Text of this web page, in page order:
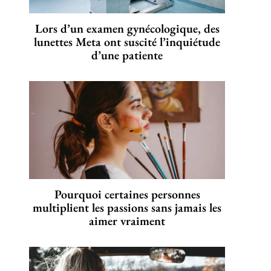
Lors d’un examen gynécologique, des
lunettes Meta ont suscité l’inquiétude
d’une patiente
Pourquoi certaines personnes
multiplient les passions sans jamais les
aimer vraiment